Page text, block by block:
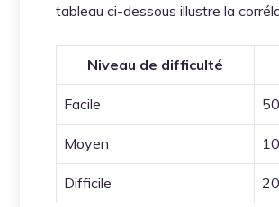
tableau ci-dessous illustre la
Niveau de difficulté
Facile
Moyen
Difficile